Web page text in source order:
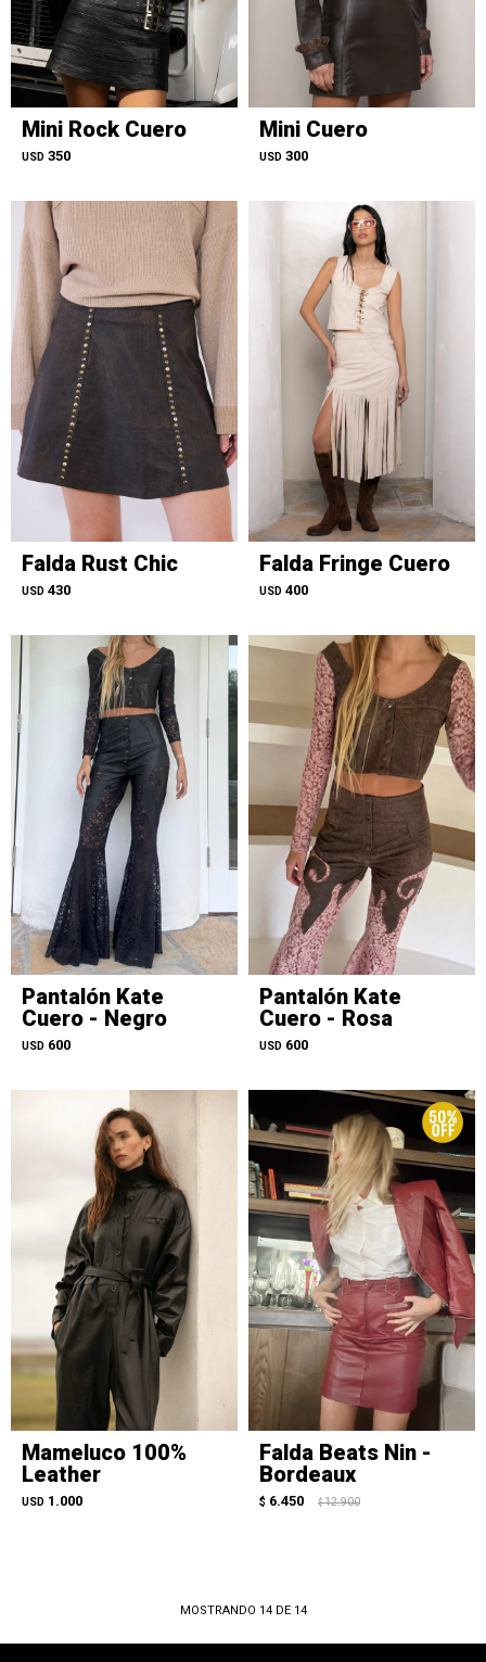
Mini Rock Cuero
USD 350
Mini Cuero
USD 300
Falda Rust Chic
USD 430
Falda Fringe Cuero
USD 400
Pantalón Kate
Cuero - Negro
USD 600
Pantalón Kate
Cuero - Rosa
USD 600
Mameluco 100%
Leather
USD 1.000
Falda Beats Nin -
Bordeaux
$ 6.450 $ 12.900
MOSTRANDO 14DE 14